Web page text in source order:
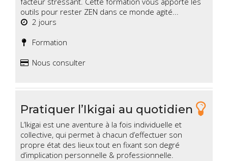
outils pour rester ZEN dans ce monde agité...
2 jours
Formation
Nous consulter
Pratiquer l’Ikigai au quotidien
L’Ikigai est une aventure à la fois individuelle et
collective, qui permet à chacun d’effectuer son
propre état des lieux tout en fixant son degré
d’implication personnelle & professionnelle.